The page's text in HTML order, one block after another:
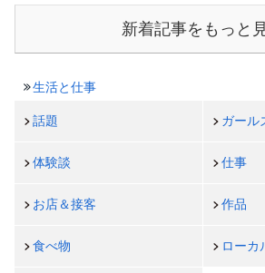
新着記事をもっと
生活と仕事
話題 ガール
体験談 仕事
お店＆接客 作品
食べ物 ローカ